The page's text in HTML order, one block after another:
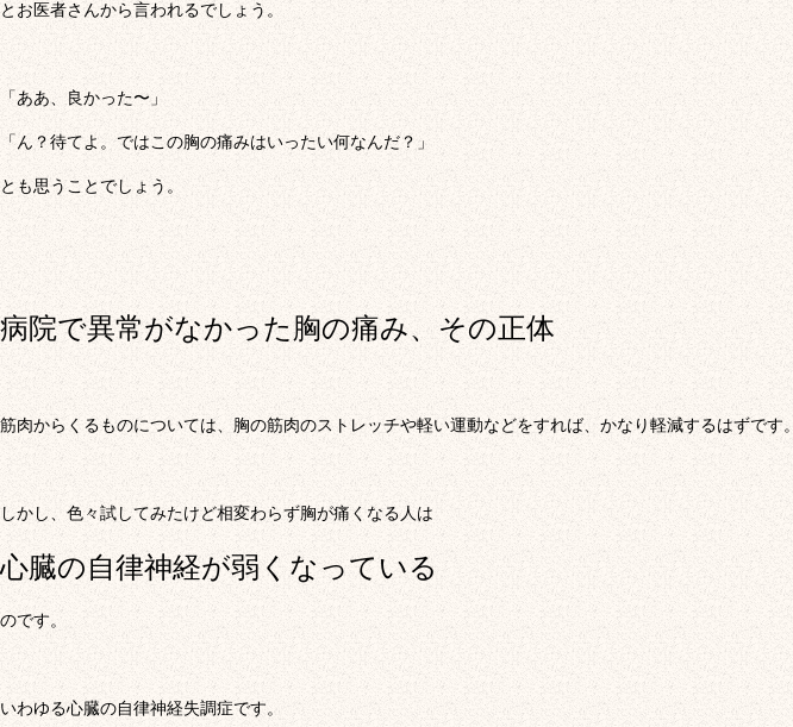
とお医者さんから言われるでしょう。
「ああ、良かった〜」
「ん？待てよ。ではこの胸の痛みはいったい何なんだ？」
とも思うことでしょう。
病院で異常がなかった胸の痛み、その正体
筋肉からくるものについては、胸の筋肉のストレッチや軽い運動などをすれば、かなり軽減するはずです。
しかし、色々試してみたけど相変わらず胸が痛くなる人は
心臓の自律神経が弱くなっている
のです。
いわゆる心臓の自律神経失調症です。